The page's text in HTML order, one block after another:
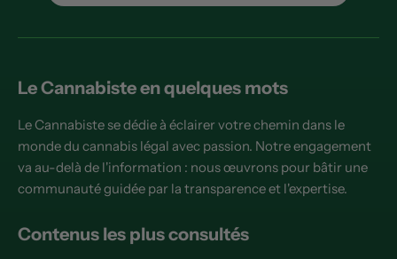
Le Cannabiste en quelques mots
Le Cannabiste se dédie à éclairer votre chemin dans le
monde du cannabis légal avec passion. Notre engagement
va au-delà de l'information : nous œuvrons pour bâtir une
communauté guidée par la transparence et l'expertise.
Contenus les plus consultés